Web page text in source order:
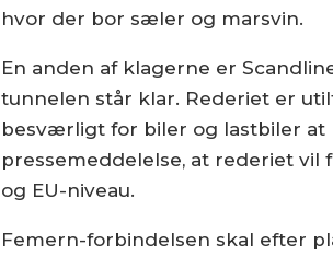
hvor der bor sæler og marsvin.
En anden af klagerne er
tunnelen står klar. Rederiet er
besværligt for biler og lastbiler at
pressemeddelelse, at rederiet
og EU-niveau.
Femern-forbindelsen skal efter